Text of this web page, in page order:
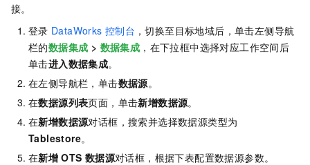
接。
登录 DataWorks 控制台 ，切换至目标地域后，单击左侧导航
栏的数据集成 > 数据集成 ，在下拉框中选择对应工作空间后
单击进入数据集成。
在左侧导航栏，单击数据源。
在数据源列表页面，单击新增数据源。
在新增数据源对话框，搜索并选择数据源类型为
Tablestore。
在新增 OTS 数据源对话框，根据下表配置数据源参数。